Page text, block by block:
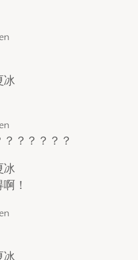
冰
？？？？？
冰
！
冰